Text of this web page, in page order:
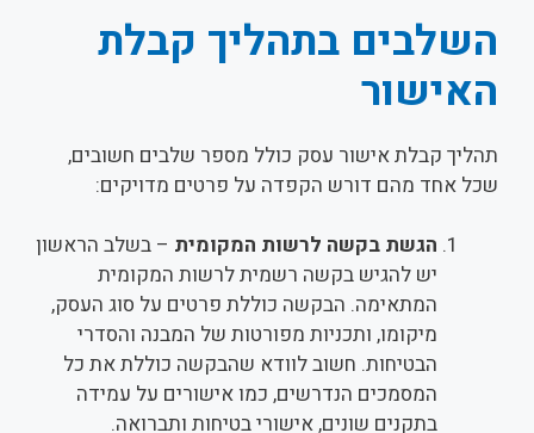
השלבים בתהליך קבלת
האישור
תהליך קבלת אישור עסק כולל מספר שלבים חשובים,
שכל אחד מהם דורש הקפדה על פרטים מדויקים:
הגשת בקשה לרשות המקומית – בשלב הראשון
יש להגיש בקשה רשמית לרשות המקומית
המתאימה. הבקשה כוללת פרטים על סוג העסק,
מיקומו, ותכניות מפורטות של המבנה והסדרי
הבטיחות. חשוב לוודא שהבקשה כוללת את כל
המסמכים הנדרשים, כמו אישורים על עמידה
בתקנים שונים, אישורי בטיחות ותברואה.